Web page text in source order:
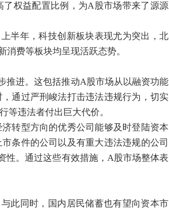
权益配置比例，为A股市场带来了源源
年，科技创新板块表现尤为突出，北
消费等板块均呈现活跃态势。
进。这包括推动A股市场从以融资功能
通过严刑峻法打击违法违规行为，切实
等违法者付出巨大代价。
转型方向的优秀公司能够及时登陆资本
条件的公司以及有重大违法违规的公司
性。通过这些有效措施，A股市场整体表
同时，国内居民储蓄也有望向资本市